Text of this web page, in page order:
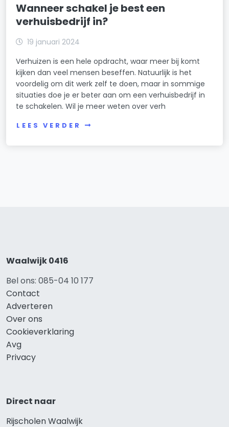
Wanneer schakel je best een
verhuisbedrijf in?
19 januari 2024
Verhuizen is een hele opdracht, waar meer bij komt
kijken dan veel mensen beseffen. Natuurlijk is het
voordelig om dit werk zelf te doen, maar in sommige
situaties doe je er beter aan om een verhuisbedrijf in
te schakelen. Wil je meer weten over verh
LEES VERDER
Waalwijk 0416
Bel ons: 085-04 10 177
Contact
Adverteren
Over ons
Cookieverklaring
Avg
Privacy
Direct naar
Rijscholen Waalwijk